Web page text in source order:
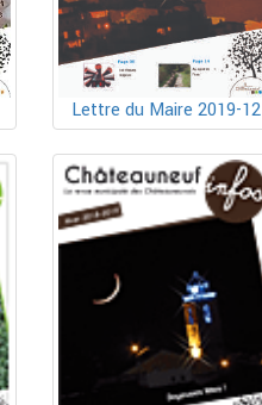
Lettre du Maire 2019-12